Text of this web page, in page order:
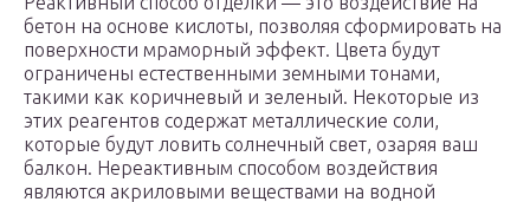
бетон на основе кислоты, позволяя сформировать на
поверхности мраморный эффект. Цвета будут
ограничены естественными земными тонами,
такими как коричневый и зеленый. Некоторые из
этих реагентов содержат металлические соли,
которые будут ловить солнечный свет, озаряя ваш
балкон. Нереактивным способом воздействия
являются акриловыми веществами на водной